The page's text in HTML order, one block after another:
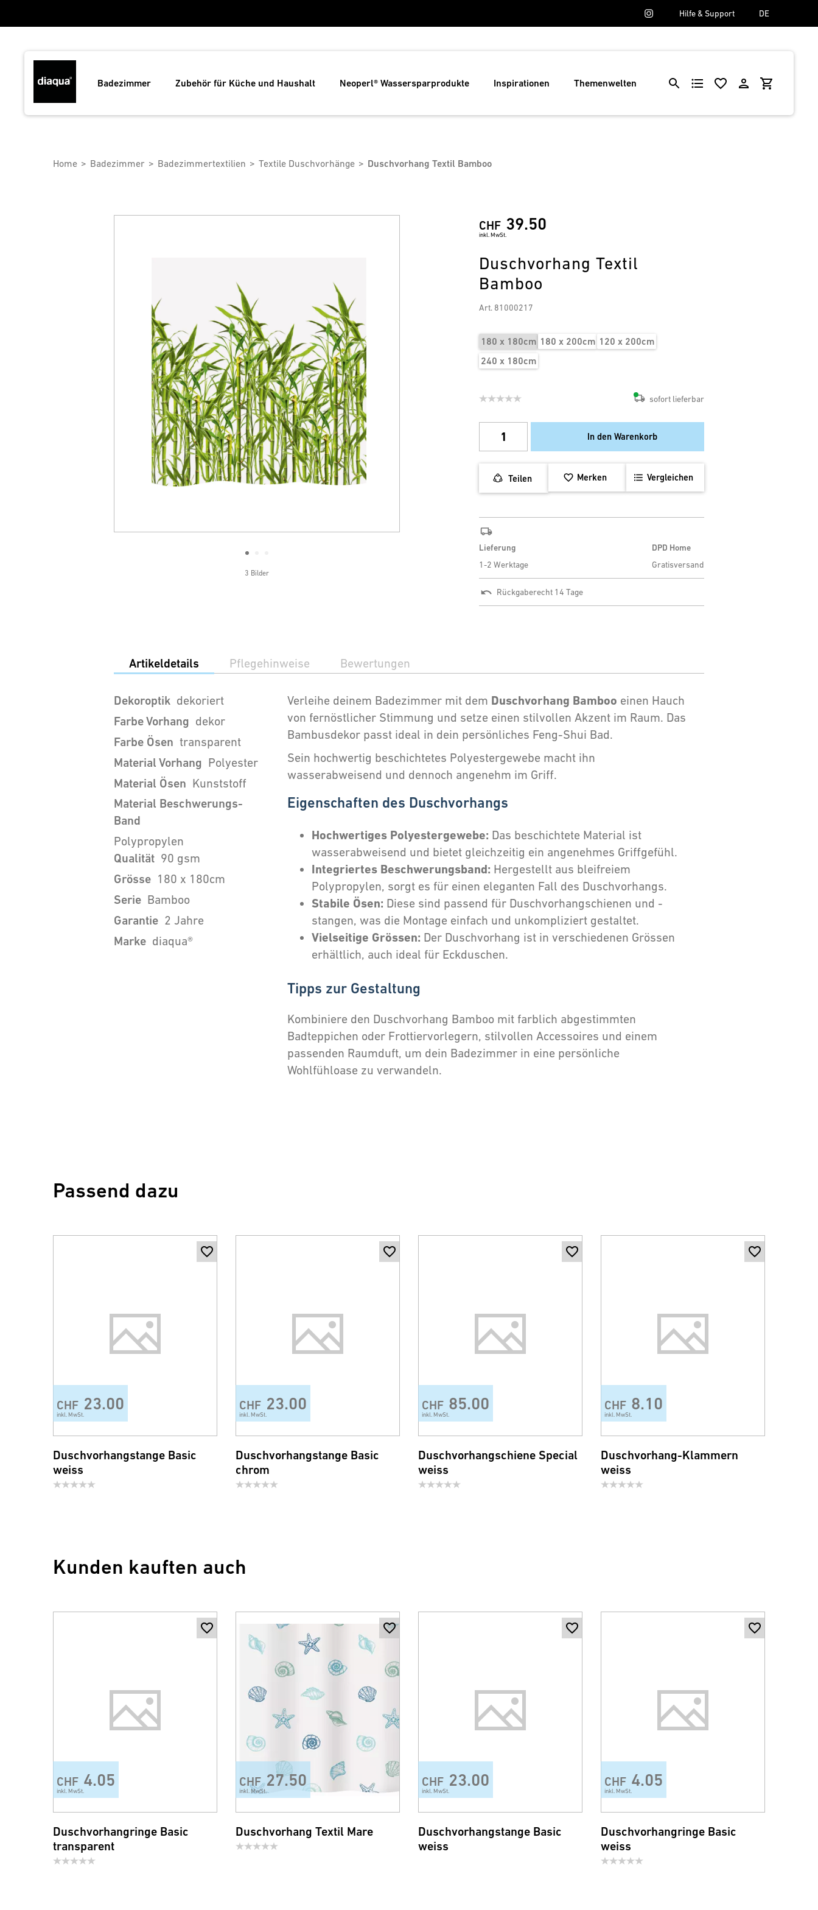
Hilfe & Support DE
Badezimmer Zubehör für Küche und Haushalt Neoperl® Wassersparprodukte Inspirationen Themenwelten
Home Badezimmer Badezimmertextilien Textile Duschvorhänge Duschvorhang Textil Bamboo
3 Bilder
CHF 39.50
inkl. MwSt.
Duschvorhang Textil
Bamboo
Art. 81000217
180 x 180cm 180 x 200cm 120 x 200cm
240 x 180cm
sofort lieferbar
In den Warenkorb
Teilen Merken Vergleichen
Lieferung
1-2 Werktage
DPD Home
Gratisversand
Rückgaberecht 14 Tage
Artikeldetails Pflegehinweise Bewertungen
Dekoroptik dekoriert
Farbe Vorhang dekor
Farbe Ösen transparent
Material Vorhang Polyester
Material Ösen Kunststoff
Material Beschwerungs-
Band
Polypropylen
Qualität 90 gsm
Grösse 180 x 180cm
Serie Bamboo
Garantie 2 Jahre
Marke diaqua®
Verleihe deinem Badezimmer mit dem Duschvorhang Bamboo einen Hauch
von fernöstlicher Stimmung und setze einen stilvollen Akzent im Raum. Das
Bambusdekor passt ideal in dein persönliches Feng-Shui Bad.
Sein hochwertig beschichtetes Polyestergewebe macht ihn
wasserabweisend und dennoch angenehm im Griff.
Eigenschaften des Duschvorhangs
Hochwertiges Polyestergewebe: Das beschichtete Material ist
wasserabweisend und bietet gleichzeitig ein angenehmes Griffgefühl.
Integriertes Beschwerungsband: Hergestellt aus bleifreiem
Polypropylen, sorgt es für einen eleganten Fall des Duschvorhangs.
Stabile Ösen: Diese sind passend für Duschvorhangschienen und -
stangen, was die Montage einfach und unkompliziert gestaltet.
Vielseitige Grössen: Der Duschvorhang ist in verschiedenen Grössen
erhältlich, auch ideal für Eckduschen.
Tipps zur Gestaltung
Kombiniere den Duschvorhang Bamboo mit farblich abgestimmten
Badteppichen oder Frottiervorlegern, stilvollen Accessoires und einem
passenden Raumduft, um dein Badezimmer in eine persönliche
Wohlfühloase zu verwandeln.
Passend dazu
CHF 23.00
inkl. MwSt.
Duschvorhangstange Basic
weiss
CHF 23.00
inkl. MwSt.
Duschvorhangstange Basic
chrom
CHF 85.00
inkl. MwSt.
Duschvorhangschiene Special
weiss
CHF 8.10
inkl. MwSt.
Duschvorhang-Klammern
weiss
Kunden kauften auch
CHF 4.05
inkl. MwSt.
Duschvorhangringe Basic
transparent
CHF 27.50
inkl. MwSt.
Duschvorhang Textil Mare
CHF 23.00
inkl. MwSt.
Duschvorhangstange Basic
weiss
CHF 4.05
inkl. MwSt.
Duschvorhangringe Basic
weiss